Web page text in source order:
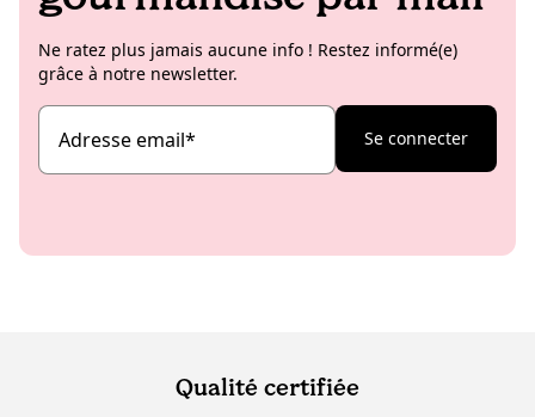
Ne ratez plus jamais aucune info ! Restez informé(e)
grâce à notre newsletter.
Adresse email* Se connecter
Qualité certifiée